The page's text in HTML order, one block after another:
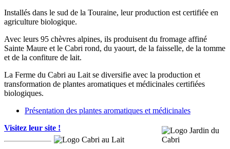
Installés dans le sud de la Touraine, leur production est certifiée en
agriculture biologique.
Avec leurs 95 chèvres alpines, ils produisent du fromage affiné
Sainte Maure et le Cabri rond, du yaourt, de la faisselle, de la tomme
et de la confiture de lait.
La Ferme du Cabri au Lait se diversifie avec la production et
transformation de plantes aromatiques et médicinales certifiées
biologiques.
Présentation des plantes aromatiques et médicinales
Visitez leur site !